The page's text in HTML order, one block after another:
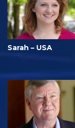
Sarah – USA